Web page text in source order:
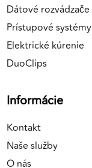
Dátové rozvádzače
Prístupové systémy
Elektrické kúrenie
DuoClips
Informácie
Kontakt
Naše služby
O nás